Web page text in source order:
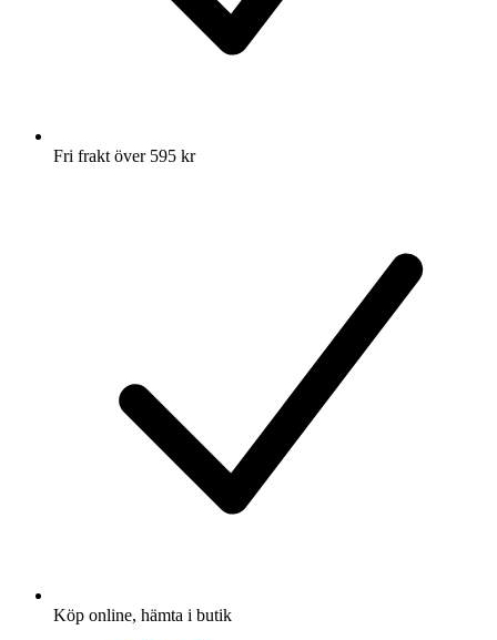
Fri frakt över 595 kr
Köp online, hämta i butik